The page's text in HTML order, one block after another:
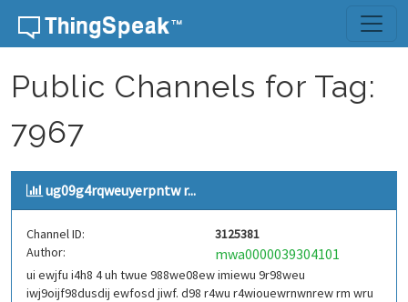
Skip to content
Public Channels for Tag:
7967
ug09g4rqweuyerpntw r...
Channel ID:
3125381
Author:
mwa0000039304101
ui ewjfu i4h8 4 uh twue 988we08ew imiewu 9r98weu
iwj9oijf98dusdij ewfosd jiwf. d98 r4wu r4wiouewrnwnrew rm wru